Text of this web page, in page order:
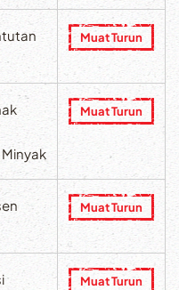
Muat Turun
Muat Turun
Muat Turun
Muat Turun